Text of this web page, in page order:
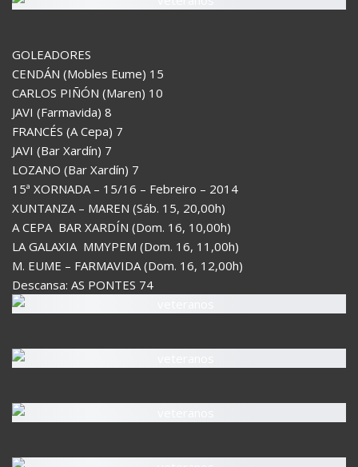
GOLEADORES
CENDÁN (Mobles Eume) 15
CARLOS PIÑÓN (Maren) 10
JAVI (Farmavida) 8
FRANCÉS (A Cepa) 7
JAVI (Bar Xardín) 7
LOZANO (Bar Xardín) 7
15ª XORNADA – 15/16 – Febreiro – 2014
XUNTANZA – MAREN (Sáb. 15, 20,00h)
A CEPA  BAR XARDÍN (Dom. 16, 10,00h)
LA GALAXIA  MMYPEM (Dom. 16, 11,00h)
M. EUME – FARMAVIDA (Dom. 16, 12,00h)
Descansa: AS PONTES 74